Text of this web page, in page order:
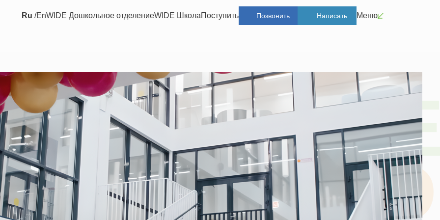
Ru /EnWIDE Дошкольное отделениеWIDE ШколаПоступить Позвонить Написать Меню
WIDE
WID
WID
E
WIDE